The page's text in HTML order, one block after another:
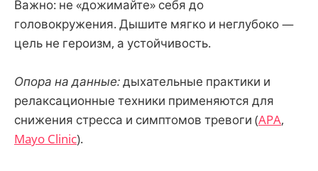
Важно: не «дожимайте» себя до
головокружения. Дышите мягко и неглубоко —
цель не героизм, а устойчивость.
Опора на данные:дыхательные практики и
релаксационные техники применяются для
снижения стресса и симптомов тревоги (APA,
Mayo Clinic).